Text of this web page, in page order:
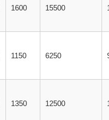
1600 15500
1150 6250
1350 12500